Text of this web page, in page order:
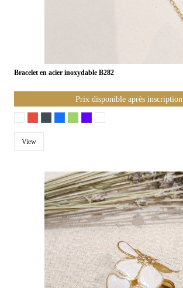
Bracelet en acier inoxydable B282
Prix disponible après inscription
View